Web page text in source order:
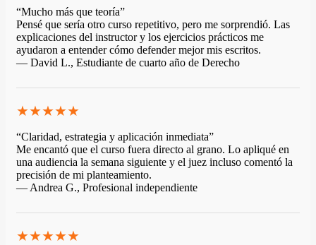
“Mucho más que teoría”
Pensé que sería otro curso repetitivo, pero me sorprendió. Las
explicaciones del instructor y los ejercicios prácticos me
ayudaron a entender cómo defender mejor mis escritos.
— David L., Estudiante de cuarto año de Derecho
★★★★★
“Claridad, estrategia y aplicación inmediata”
Me encantó que el curso fuera directo al grano. Lo apliqué en
una audiencia la semana siguiente y el juez incluso comentó la
precisión de mi planteamiento.
— Andrea G., Profesional independiente
★★★★★